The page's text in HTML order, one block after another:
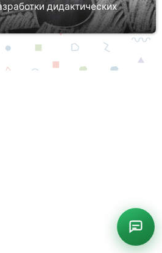
дидактических
предполагает изложение педагогом
школьников и студентов. Одним из